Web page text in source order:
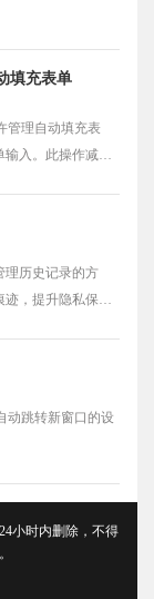
填充表单
管理自动填充表
入。此操作减少
理历史记录的方
，提升隐私保护
动跳转新窗口的设
小时内删除，不得